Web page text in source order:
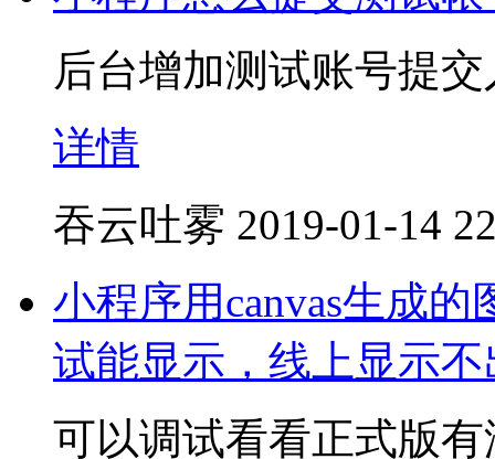
后台增加测试账号提
详情
吞云吐雾 2019-01-14
小程序用canvas生成
试能显示，线上显示不
可以调试看看正式版